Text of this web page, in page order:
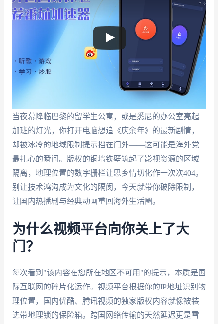
当夜幕降临巴黎的留学生公寓，或是悉尼的办公室亮起
加班的灯光，你打开电脑想追《庆余年》的最新剧情，
却被冰冷的地域限制提示挡在门外——这可能是海外党
最扎心的瞬间。版权的铜墙铁壁筑起了影视资源的区域
隔离，地理位置的数字栅栏让思乡情切化作一次次404。
别让技术鸿沟成为文化的隔阂，今天就带你破除限制，
让国内热播剧与经典动画重回海外生活圈。
为什么视频平台向你关上了大
门？
每次看到"该内容在您所在地区不可用"的提示，本质是国
际互联网的碎片化运作。视频平台根据你的IP地址识别物
理位置，国内优酷、腾讯视频的独家版权内容就像被装
进带地理锁的保险箱。跨国网络传输的天然延迟更是雪